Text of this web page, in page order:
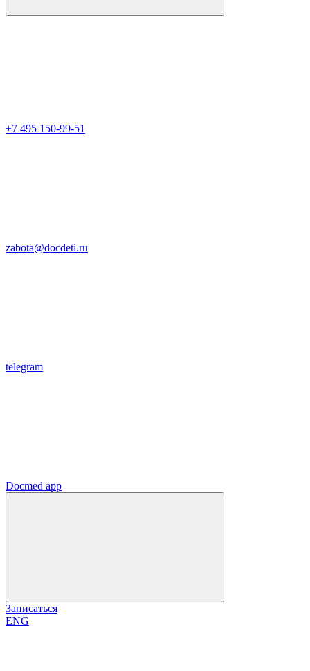
+7 495 150-99-51
zabota@docdeti.ru
telegram
Docmed app
Записаться
ENG